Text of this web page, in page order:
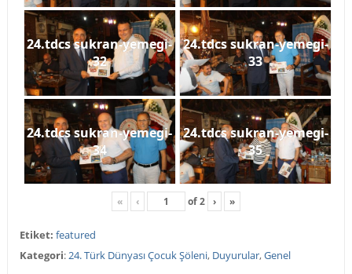
24.tdcs sukran-yemegi-
32
24.tdcs sukran-yemegi-
33
24.tdcs sukran-yemegi-
34
24.tdcs sukran-yemegi-
35
« ‹ of2 › »
Etiket: featured
Kategori:24. Türk Dünyası Çocuk Şöleni, Duyurular,Genel